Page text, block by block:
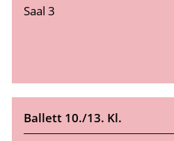
Saal 3
Ballett 10./13. Kl.